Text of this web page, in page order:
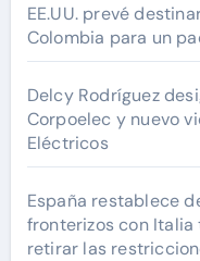
EE.UU. prevé
Colombia para un
Delcy Rodríguez
Corpoelec y nuevo
Eléctricos
España restablece
fronterizos con Italia
retirar las